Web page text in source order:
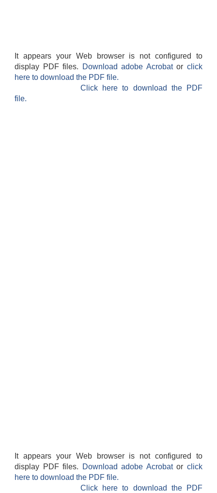
It appears your Web browser is not configured to
display PDF files.
Download adobe Acrobatorclick
here to download the PDF file.
Click here to download the PDF
file.
It appears your Web browser is not configured to
display PDF files.
Download adobe Acrobatorclick
here to download the PDF file.
Click here to download the PDF